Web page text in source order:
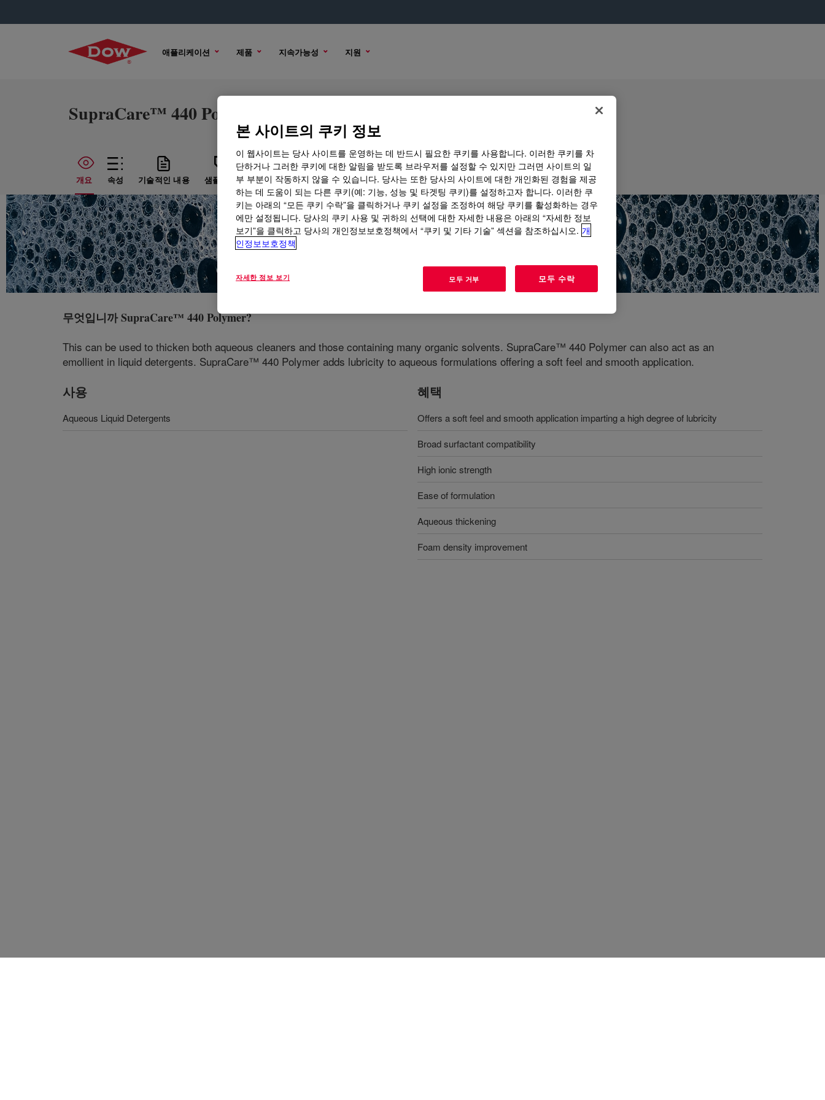
애플리케이션 제품 지속가능성 지원
SupraCare™ 440 Polymer
개요 속성 기술적인 내용 샘플 옵션 구매 옵션
무엇입니까SupraCare™ 440 Polymer?
This can be used to thicken both aqueous cleaners and those containing many organic solvents. SupraCare™ 440 Polymer can also act as an
emollient in liquid detergents. SupraCare™ 440 Polymer adds lubricity to aqueous formulations offering a soft feel and smooth application.
사용
Aqueous Liquid Detergents
혜택
Offers a soft feel and smooth application imparting a high degree of lubricity
Broad surfactant compatibility
High ionic strength
Ease of formulation
Aqueous thickening
Foam density improvement
본 사이트의 쿠키 정보
이 웹사이트는 당사 사이트를 운영하는 데 반드시 필요한 쿠키를 사용합니다. 이러한 쿠키를 차
단하거나 그러한 쿠키에 대한 알림을 받도록 브라우저를 설정할 수 있지만 그러면 사이트의 일
부 부분이 작동하지 않을 수 있습니다. 당사는 또한 당사의 사이트에 대한 개인화된 경험을 제공
하는 데 도움이 되는 다른 쿠키(예: 기능, 성능 및 타겟팅 쿠키)를 설정하고자 합니다. 이러한 쿠
키는 아래의 “모든 쿠키 수락”을 클릭하거나 쿠키 설정을 조정하여 해당 쿠키를 활성화하는 경우
에만 설정됩니다. 당사의 쿠키 사용 및 귀하의 선택에 대한 자세한 내용은 아래의 “자세한 정보
보기”을 클릭하고 당사의 개인정보보호정책에서 “쿠키 및 기타 기술” 섹션을 참조하십시오. 개
인정보보호정책
자세한 정보 보기 모두 거부 모두 수락